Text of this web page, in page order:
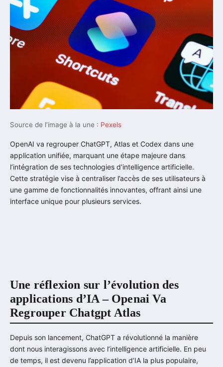
Source de l’image à la une : Pexels
OpenAI va regrouper ChatGPT, Atlas et Codex dans une
application unifiée, marquant une étape majeure dans
l’intégration de ses technologies d’intelligence artificielle.
Cette stratégie vise à centraliser l’accès de ses utilisateurs à
une gamme de fonctionnalités innovantes, offrant ainsi une
interface unique pour plusieurs services.
Une réflexion sur l’évolution des
applications d’IA – Openai Va
Regrouper Chatgpt Atlas
Depuis son lancement, ChatGPT a révolutionné la manière
dont nous interagissons avec l’intelligence artificielle. En peu
de temps, il est devenu l’application d’IA la plus populaire,